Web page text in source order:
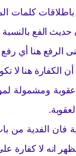
باطلاقات
الفع
الرفع هنا أي
هنا لا
ومشمولة
فان الفدية من
انه لا كفارة